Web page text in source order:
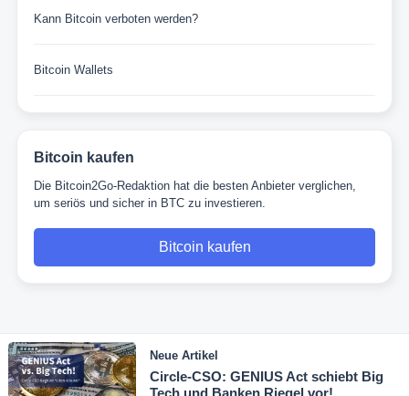
Kann Bitcoin verboten werden?
Bitcoin Wallets
Bitcoin kaufen
Die Bitcoin2Go-Redaktion hat die besten Anbieter verglichen,
um seriös und sicher in BTC zu investieren.
Bitcoin kaufen
Neue Artikel
Circle-CSO: GENIUS Act schiebt Big
Tech und Banken Riegel vor!